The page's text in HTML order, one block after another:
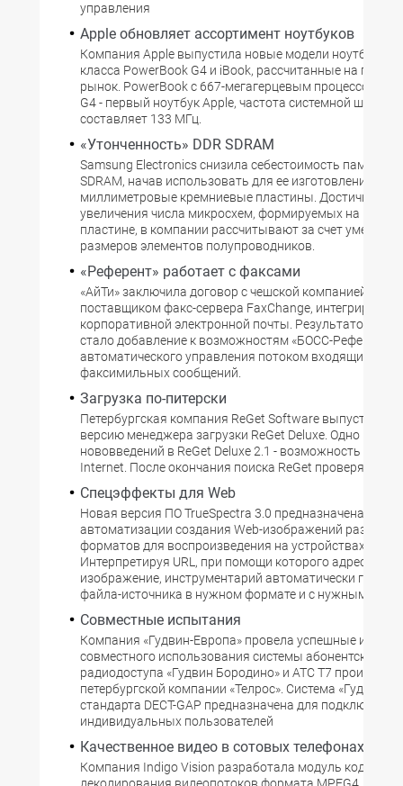
управления
Apple обновляет ассортимент ноутбуков
Компания Apple выпустила новые модели ноутбуков
класса PowerBook G4 и iBook, рассчитанные на
рынок. PowerBook с 667-мегагерцевым процессором
G4 - первый ноутбук Apple, частота системной шины
составляет 133 МГц.
«Утонченность» DDR SDRAM
Samsung Electronics снизила себестоимость памяти
SDRAM, начав использовать для ее изготовления 300-
миллиметровые кремниевые пластины. Достичь
увеличения числа микросхем, формируемых на
пластине, в компании рассчитывают за счет
размеров элементов полупроводников.
«Референт» работает с факсами
«АйТи» заключила договор с чешской компанией
поставщиком факс-сервера FaxChange,
корпоративной электронной почты. Результатом
стало добавление к возможностям «БОСС-Референт»
автоматического управления потоком входящих и
факсимильных сообщений.
Загрузка по-питерски
Петербургская компания ReGet Software выпустила
версию менеджера загрузки ReGet Deluxe. Одно из
нововведений в ReGet Deluxe 2.1 - возможность
Internet. После окончания поиска ReGet проверяет
Спецэффекты для Web
Новая версия ПО TrueSpectra 3.0 предназначена для
автоматизации создания Web-изображений
форматов для воспроизведения на устройствах
Интерпретируя URL, при помощи которого адресуется
изображение, инструментарий автоматически
файла-источника в нужном формате и с нужным
Совместные испытания
Компания «Гудвин-Европа» провела успешные
совместного использования системы абонентского
радиодоступа «Гудвин Бородино» и АТС Т7
петербургской компании «Телрос». Система «Гудвин
стандарта DECT-GAP предназначена для подключения
индивидуальных пользователей
Качественное видео в сотовых телефонах
Компания Indigo Vision разработала модуль